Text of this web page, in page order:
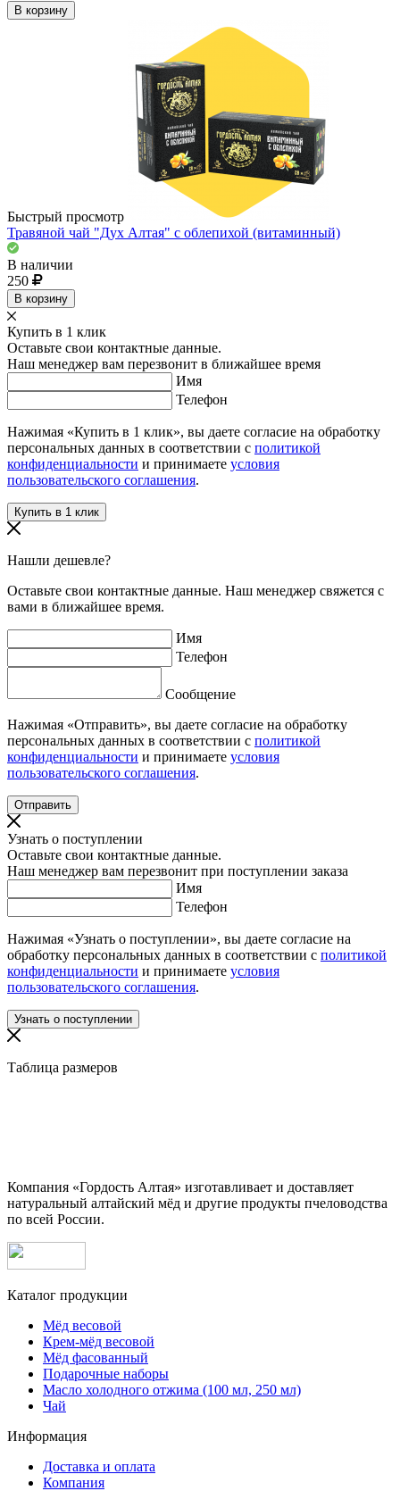
В корзину
Быстрый просмотр
Травяной чай "Дух Алтая" с облепихой (витаминный)
В наличии
250
В корзину
Купить в 1 клик
Оставьте свои контактные данные.
Наш менеджер вам перезвонит в ближайшее время
Имя
Телефон
Нажимая «Купить в 1 клик», вы даете согласие на обработку
персональных данных в соответствии с политикой
конфиденциальности и принимаете условия
пользовательского соглашения.
Нашли дешевле?
Оставьте свои контактные данные. Наш менеджер свяжется с
вами в ближайшее время.
Имя
Телефон
Сообщение
Нажимая «Отправить», вы даете согласие на обработку
персональных данных в соответствии с политикой
конфиденциальности и принимаете условия
пользовательского соглашения.
Узнать о поступлении
Оставьте свои контактные данные.
Наш менеджер вам перезвонит при поступлении заказа
Имя
Телефон
Нажимая «Узнать о поступлении», вы даете согласие на
обработку персональных данных в соответствии с политикой
конфиденциальности и принимаете условия
пользовательского соглашения.
Таблица размеров
Компания «Гордость Алтая» изготавливает и доставляет
натуральный алтайский мёд и другие продукты пчеловодства
по всей России.
Каталог продукции
Мёд весовой
Крем-мёд весовой
Мёд фасованный
Подарочные наборы
Масло холодного отжима (100 мл, 250 мл)
Чай
Информация
Доставка и оплата
Компания